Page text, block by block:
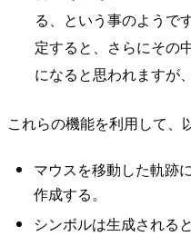
る、という事のようで
定すると、さらにその
になると思われますが
これらの機能を利用して、
マウスを移動した軌跡
作成する。
シンボルは生成される